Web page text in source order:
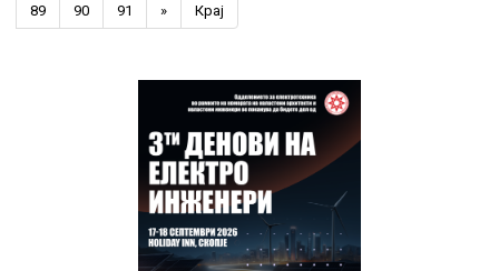
89 90 91 » Крај